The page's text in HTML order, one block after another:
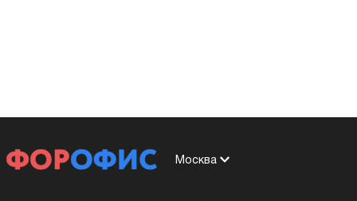
Москва